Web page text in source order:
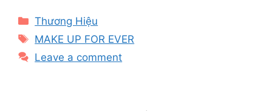
Categories
Thương Hiệu
Tags
MAKE UP FOR EVER
Leave a comment